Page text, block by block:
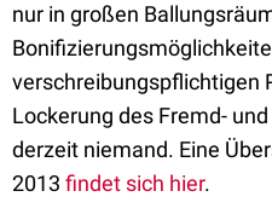
nur in großen
verschreibungspflichtigen
Lockerung des Fremd-
derzeit niemand. Eine
2013 findet sich hier.